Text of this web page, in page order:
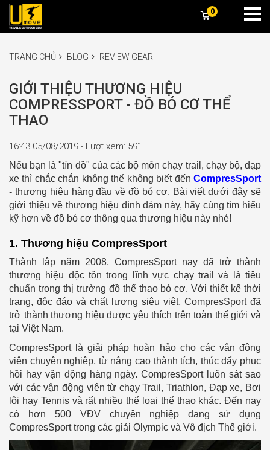
0
TRANG CHỦ BLOG REVIEW GEAR
GIỚI THIỆU THƯƠNG HIỆU
COMPRESSPORT - ĐỒ BÓ CƠ THỂ
THAO
16:43 05/08/2019 - Lượt xem: 591
Nếu bạn là "tín đồ" của các bộ môn chạy trail, chạy bộ, đạp
xe thì chắc chắn không thể không biết đến CompresSport
- thương hiệu hàng đầu về đồ bó cơ. Bài viết dưới đây sẽ
giới thiệu về thương hiệu đình đám này, hãy cùng tìm hiểu
kỹ hơn về đồ bó cơ thông qua thương hiệu này nhé!
1. Thương hiệu CompresSport
Thành lập năm 2008, CompresSport nay đã trở thành
thương hiệu độc tôn trong lĩnh vực chạy trail và là tiêu
chuẩn trong thị trường đồ thể thao bó cơ. Với thiết kế thời
trang, độc đáo và chất lượng siêu việt, CompresSport đã
trở thành thương hiệu được yêu thích trên toàn thế giới và
tại Việt Nam.
CompresSport là giải pháp hoàn hảo cho các vận động
viên chuyên nghiệp, từ nâng cao thành tích, thúc đẩy phục
hồi hay vận động hàng ngày. CompresSport luôn sát sao
với các vận động viên từ chạy Trail, Triathlon, Đạp xe, Bơi
lội hay Tennis và rất nhiều thể loại thể thao khác. Đến nay
có hơn 500 VĐV chuyên nghiệp đang sử dụng
CompresSport trong các giải Olympic và Vô địch Thế giới.